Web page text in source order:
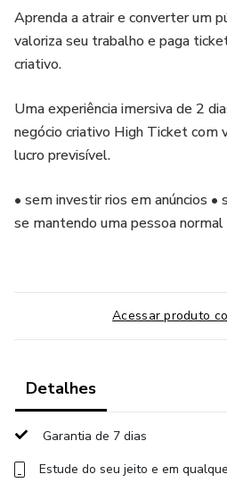
Aprenda a atrair e converter um
valoriza seu trabalho e paga
criativo.
Uma experiência imersiva de 2
negócio criativo High Ticket com
lucro previsível.
• sem investir rios em anúncios •
se mantendo uma pessoa normal
Acessar produto
Detalhes
Garantia de 7 dias
Estude do seu jeito e em